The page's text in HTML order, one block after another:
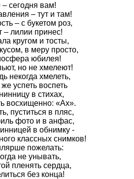
– сегодня вам!
– тут и там!
– с букетом роз,
– лилии принес!
кругом и тосты,
в меру просто,
юбилея!
но не хмелеют!
некогда хмелеть,
успеть воспеть
в стихах,
восхищенно: «Ах».
пуститься в пляс,
фото и в анфас,
в обнимку -
классных снимков!
пожелать:
не унывать,
пленять сердца,
без конца!